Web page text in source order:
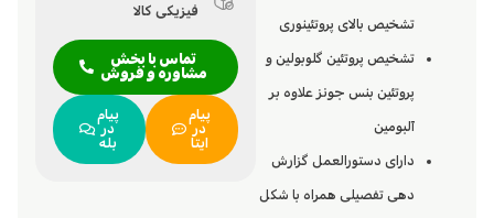
تشخیص بالای پروتئینوری
تشخیص پروتئین گلوبولین و
پروتئین بنس جونز علاوه بر
آلبومین
دارای دستورالعمل گزارش
دهی تفصیلی همراه با شکل
فیزیکی کالا
تماس با بخش
مشاوره و فروش
پیام
در
ایتا
پیام
در
بله